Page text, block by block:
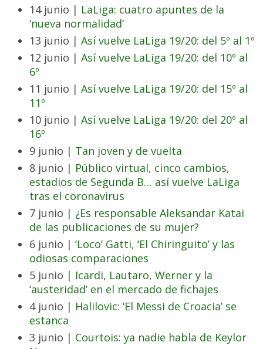
14 junio | LaLiga: cuatro apuntes de la
‘nueva normalidad’
13 junio | Así vuelve LaLiga 19/20: del 5º al 1º
12 junio | Así vuelve LaLiga 19/20: del 10º al
6º
11 junio | Así vuelve LaLiga 19/20: del 15º al
11º
10 junio | Así vuelve LaLiga 19/20: del 20º al
16º
9 junio | Tan joven y de vuelta
8 junio | Público virtual, cinco cambios,
estadios de Segunda B… así vuelve LaLiga
tras el coronavirus
7 junio | ¿Es responsable Aleksandar Katai
de las publicaciones de su mujer?
6 junio | ‘Loco’ Gatti, ‘El Chiringuito’ y las
odiosas comparaciones
5 junio | Icardi, Lautaro, Werner y la
‘austeridad’ en el mercado de fichajes
4 junio | Halilovic: ‘El Messi de Croacia’ se
estanca
3 junio | Courtois: ya nadie habla de Keylor